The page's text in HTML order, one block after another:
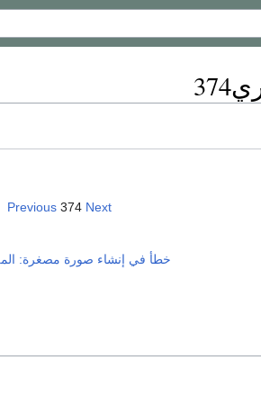
Previous 374 Next
خطأ في إنشاء صورة مصغرة: